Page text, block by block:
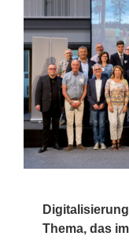
Thema, das